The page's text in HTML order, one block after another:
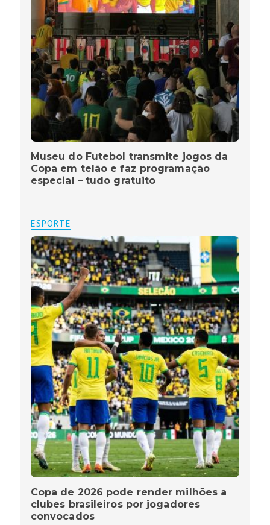
Museu do Futebol transmite jogos da
Copa em telão e faz programação
especial – tudo gratuito
ESPORTE
Copa de 2026 pode render milhões a
clubes brasileiros por jogadores
convocados